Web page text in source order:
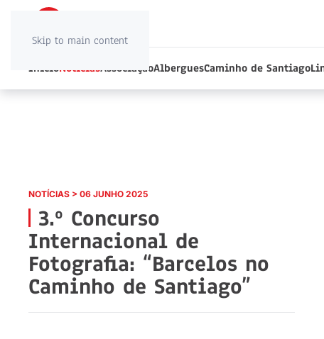
Skip to main content
InícioNotíciasAssociaçãoAlberguesCaminho de Santiago
NOTÍCIAS > 06 JUNHO 2025
3.º Concurso
Internacional de
Fotografia: “Barcelos no
Caminho de Santiago”